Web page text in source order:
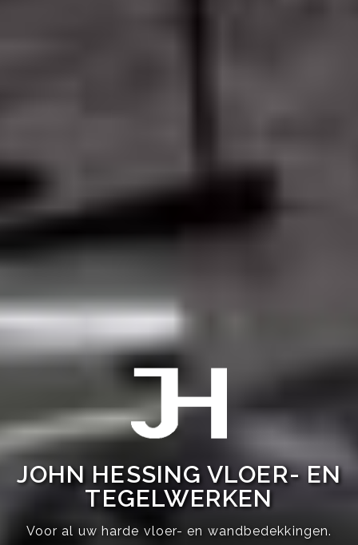
JOHN HESSING VLOER- EN
TEGELWERKEN
Voor al uw harde vloer- en wandbedekkingen.